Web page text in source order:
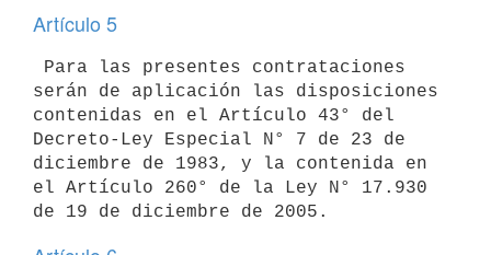
Artículo 5
serán de aplicación las disposiciones
contenidas en el Artículo 43° del
Decreto-Ley Especial N° 7 de 23 de
diciembre de 1983, y la contenida en
el Artículo 260° de la Ley N° 17.930